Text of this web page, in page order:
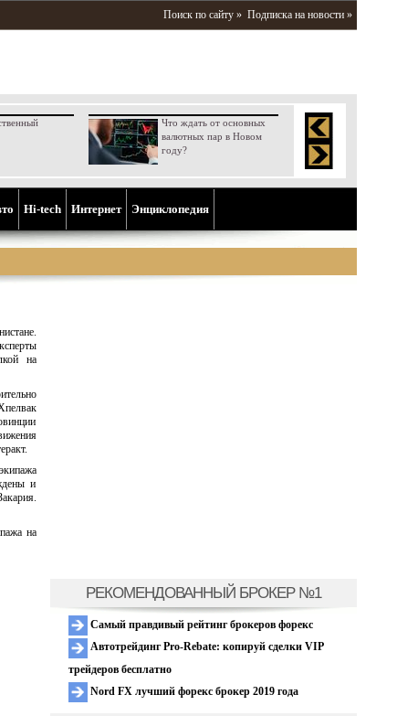
Поиск по сайту » Подписка на новости »
Что ждать от основных
валютных пар в Новом
году?
Hi-tech Интернет Энциклопедия
на
и
на
РЕКОМЕНДОВАННЫЙ БРОКЕР №1
Самый правдивый рейтинг брокеров форекс
Автотрейдинг Pro-Rebate: копируй сделки VIP
трейдеров бесплатно
Nord FX лучший форекс брокер 2019 года